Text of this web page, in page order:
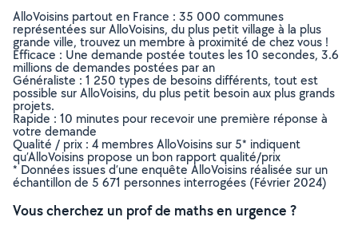
AlloVoisins partout en France : 35 000 communes
représentées sur AlloVoisins, du plus petit village à la plus
grande ville, trouvez un membre à proximité de chez vous !
Efficace : Une demande postée toutes les 10 secondes, 3.6
millions de demandes postées par an
Généraliste : 1 250 types de besoins différents, tout est
possible sur AlloVoisins, du plus petit besoin aux plus grands
projets.
Rapide : 10 minutes pour recevoir une première réponse à
votre demande
Qualité / prix : 4 membres AlloVoisins sur 5* indiquent
qu’AlloVoisins propose un bon rapport qualité/prix
* Données issues d’une enquête AlloVoisins réalisée sur un
échantillon de 5 671 personnes interrogées (Février 2024)
Vous cherchez un prof de maths en urgence ?